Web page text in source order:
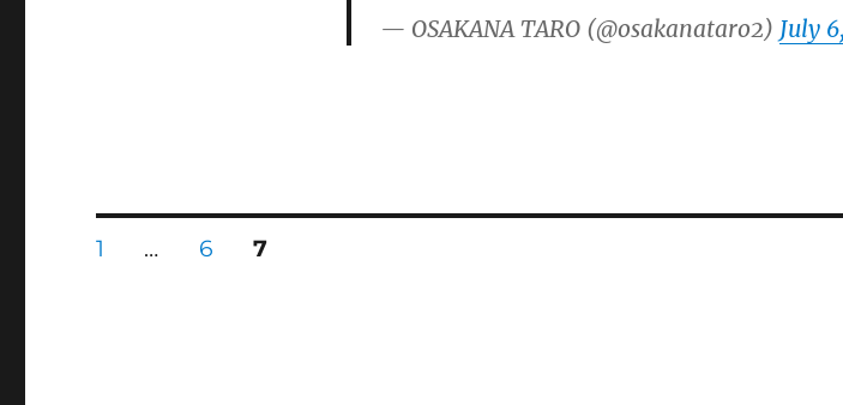
— OSAKANA TARO (@osakanataro2) July
投
固
1 …
固
6
固
7